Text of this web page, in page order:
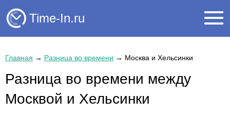
Time-In.ru
Главная → Разница во времени → Москва и Хельсинки
Разница во времени между
Москвой и Хельсинки